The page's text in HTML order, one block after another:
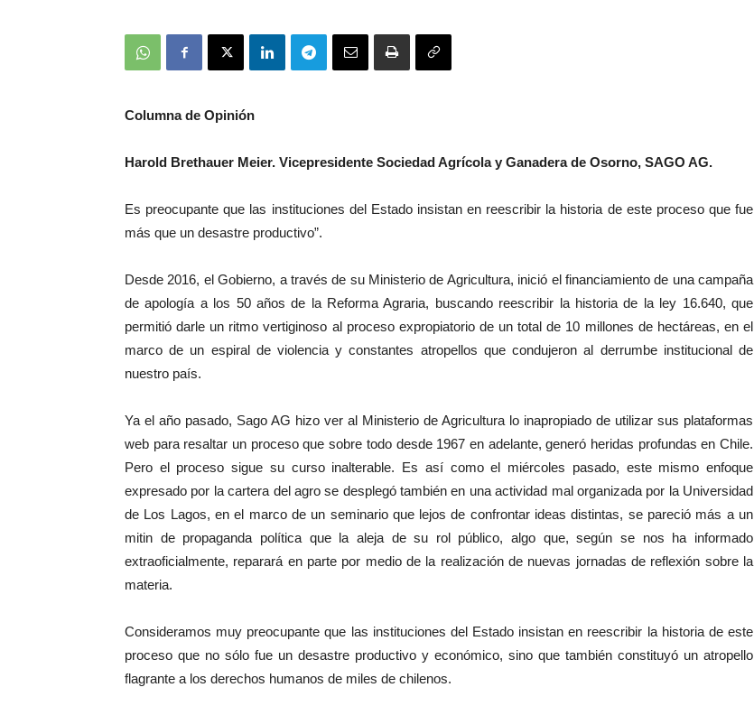
Columna de Opinión
Harold Brethauer Meier. Vicepresidente Sociedad Agrícola y Ganadera de Osorno, SAGO AG.
Es preocupante que las instituciones del Estado insistan en reescribir la historia de este proceso que fue
más que un desastre productivo”.
Desde 2016, el Gobierno, a través de su Ministerio de Agricultura, inició el financiamiento de una campaña
de apología a los 50 años de la Reforma Agraria, buscando reescribir la historia de la ley 16.640, que
permitió darle un ritmo vertiginoso al proceso expropiatorio de un total de 10 millones de hectáreas, en el
marco de un espiral de violencia y constantes atropellos que condujeron al derrumbe institucional de
nuestro país.
Ya el año pasado, Sago AG hizo ver al Ministerio de Agricultura lo inapropiado de utilizar sus plataformas
web para resaltar un proceso que sobre todo desde 1967 en adelante, generó heridas profundas en Chile.
Pero el proceso sigue su curso inalterable. Es así como el miércoles pasado, este mismo enfoque
expresado por la cartera del agro se desplegó también en una actividad mal organizada por la Universidad
de Los Lagos, en el marco de un seminario que lejos de confrontar ideas distintas, se pareció más a un
mitin de propaganda política que la aleja de su rol público, algo que, según se nos ha informado
extraoficialmente, reparará en parte por medio de la realización de nuevas jornadas de reflexión sobre la
materia.
Consideramos muy preocupante que las instituciones del Estado insistan en reescribir la historia de este
proceso que no sólo fue un desastre productivo y económico, sino que también constituyó un atropello
flagrante a los derechos humanos de miles de chilenos.